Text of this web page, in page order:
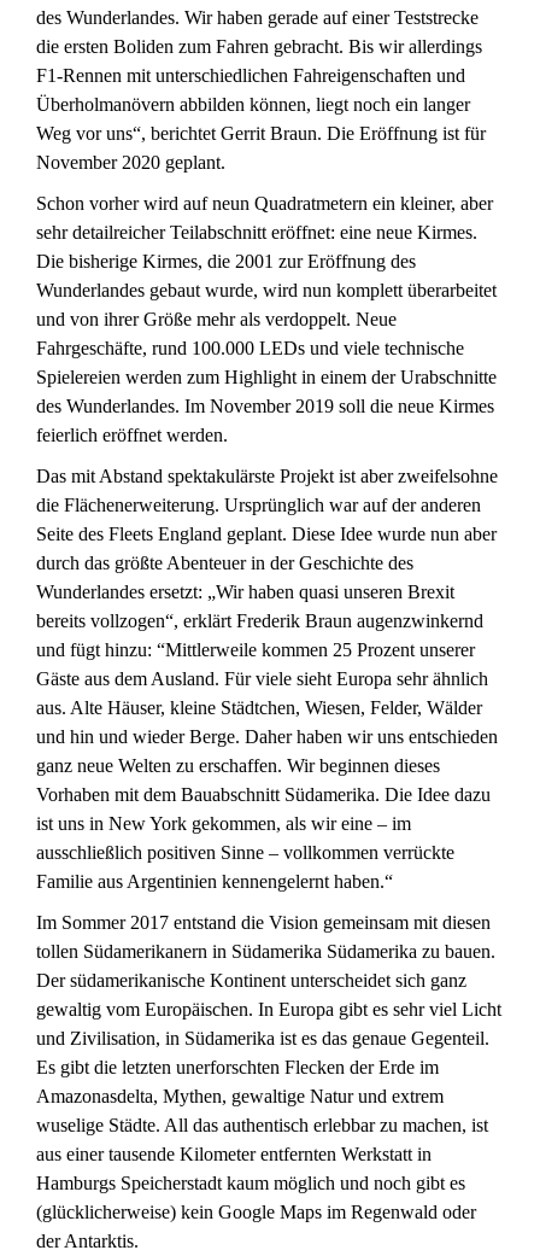
des Wunderlandes. Wir haben gerade auf einer Teststrecke
die ersten Boliden zum Fahren gebracht. Bis wir allerdings
F1-Rennen mit unterschiedlichen Fahreigenschaften und
Überholmanövern abbilden können, liegt noch ein langer
Weg vor uns“, berichtet Gerrit Braun. Die Eröffnung ist für
November 2020 geplant.
Schon vorher wird auf neun Quadratmetern ein kleiner, aber
sehr detailreicher Teilabschnitt eröffnet: eine neue Kirmes.
Die bisherige Kirmes, die 2001 zur Eröffnung des
Wunderlandes gebaut wurde, wird nun komplett überarbeitet
und von ihrer Größe mehr als verdoppelt. Neue
Fahrgeschäfte, rund 100.000 LEDs und viele technische
Spielereien werden zum Highlight in einem der Urabschnitte
des Wunderlandes. Im November 2019 soll die neue Kirmes
feierlich eröffnet werden.
Das mit Abstand spektakulärste Projekt ist aber zweifelsohne
die Flächenerweiterung. Ursprünglich war auf der anderen
Seite des Fleets England geplant. Diese Idee wurde nun aber
durch das größte Abenteuer in der Geschichte des
Wunderlandes ersetzt: „Wir haben quasi unseren Brexit
bereits vollzogen“, erklärt Frederik Braun augenzwinkernd
und fügt hinzu: “Mittlerweile kommen 25 Prozent unserer
Gäste aus dem Ausland. Für viele sieht Europa sehr ähnlich
aus. Alte Häuser, kleine Städtchen, Wiesen, Felder, Wälder
und hin und wieder Berge. Daher haben wir uns entschieden
ganz neue Welten zu erschaffen. Wir beginnen dieses
Vorhaben mit dem Bauabschnitt Südamerika. Die Idee dazu
ist uns in New York gekommen, als wir eine – im
ausschließlich positiven Sinne – vollkommen verrückte
Familie aus Argentinien kennengelernt haben.“
Im Sommer 2017 entstand die Vision gemeinsam mit diesen
tollen Südamerikanern in Südamerika Südamerika zu bauen.
Der südamerikanische Kontinent unterscheidet sich ganz
gewaltig vom Europäischen. In Europa gibt es sehr viel Licht
und Zivilisation, in Südamerika ist es das genaue Gegenteil.
Es gibt die letzten unerforschten Flecken der Erde im
Amazonasdelta, Mythen, gewaltige Natur und extrem
wuselige Städte. All das authentisch erlebbar zu machen, ist
aus einer tausende Kilometer entfernten Werkstatt in
Hamburgs Speicherstadt kaum möglich und noch gibt es
(glücklicherweise) kein Google Maps im Regenwald oder
der Antarktis.